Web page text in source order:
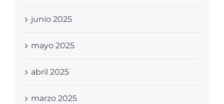
junio 2025
mayo 2025
abril 2025
marzo 2025